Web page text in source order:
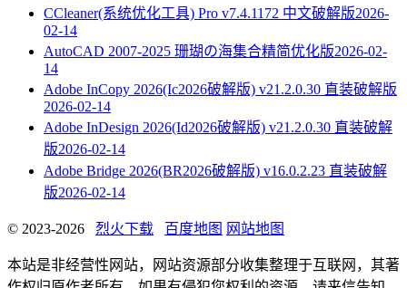
CCleaner(系统优化工具) Pro v7.4.1172 中文破解版2026-
02-14
AutoCAD 2007-2025 珊瑚の海集合精简优化版2026-02-
14
Adobe InCopy 2026(Ic2026破解版) v21.2.0.30 直装破解版
2026-02-14
Adobe InDesign 2026(Id2026破解版) v21.2.0.30 直装破解
版2026-02-14
Adobe Bridge 2026(BR2026破解版) v16.0.2.23 直装破解
版2026-02-14
© 2023-2026 烈火下载 百度地图 网站地图
本站是非经营性网站，网站资源部分收集整理于互联网，其著